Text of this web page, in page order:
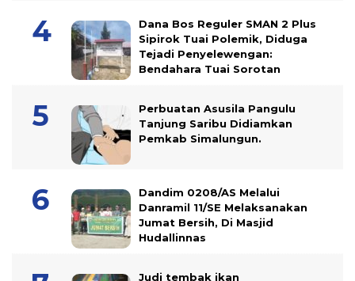
Dana Bos Reguler SMAN 2 Plus
Sipirok Tuai Polemik, Diduga
Tejadi Penyelewengan:
Bendahara Tuai Sorotan
Perbuatan Asusila Pangulu
Tanjung Saribu Didiamkan
Pemkab Simalungun.
Dandim 0208/AS Melalui
Danramil 11/SE Melaksanakan
Jumat Bersih, Di Masjid
Hudallinnas
Judi tembak ikan